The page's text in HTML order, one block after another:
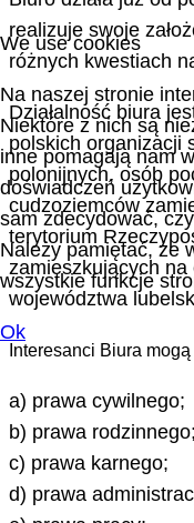
realizuje swoje
różnych kwestiach
Działalność biura
polskich organizacji
polonijnych, osób
cudzoziemców
terytorium
zamieszkujących
województwa
Interesanci Biura
a) prawa cywilnego;
b) prawa rodzinnego;
c) prawa karnego;
d) prawa
We use cookies
Na naszej stronie
Niektóre z nich są
inne pomagają nam
doświadczeń
sam zdecydować,
Należy pamiętać, że
wszystkie funkcje
Ok